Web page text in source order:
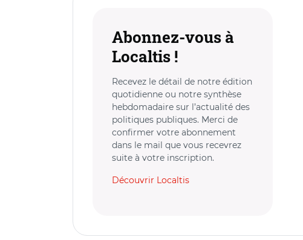
Abonnez-vous à
Localtis !
Recevez le détail de notre édition
quotidienne ou notre synthèse
hebdomadaire sur l’actualité des
politiques publiques. Merci de
confirmer votre abonnement
dans le mail que vous recevrez
suite à votre inscription.
Découvrir Localtis